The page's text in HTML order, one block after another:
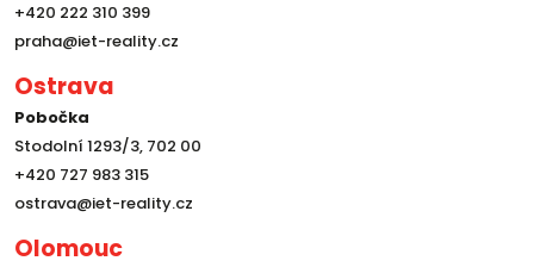
+420 222 310 399
praha@iet-reality.cz
Ostrava
Pobočka
Stodolní 1293/3, 702 00
+420 727 983 315
ostrava@iet-reality.cz
Olomouc